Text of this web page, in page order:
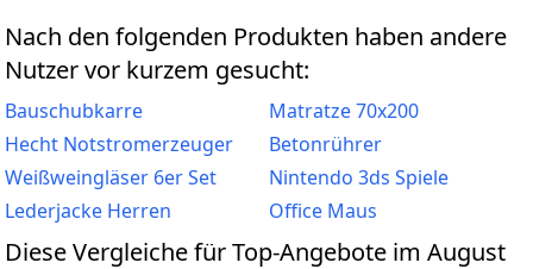
Nach den folgenden Produkten haben andere
Nutzer vor kurzem gesucht:
Bauschubkarre
Matratze 70x200
Hecht Notstromerzeuger
Betonrührer
Weißweingläser 6er Set
Nintendo 3ds Spiele
Lederjacke Herren
Office Maus
Diese Vergleiche für Top-Angebote im August